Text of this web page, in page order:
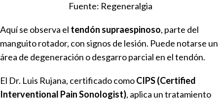
Fuente: Regeneralgia
Aquí se observa el tendón supraespinoso, parte del
manguito rotador, con signos de lesión. Puede notarse un
área de degeneración o desgarro parcial en el tendón.
El Dr. Luis Rujana, certificado comoCIPS (Certified
Interventional Pain Sonologist), aplica un tratamiento